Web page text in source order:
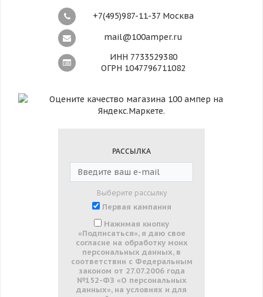
+7(495)987-11-37 Москва
mail@100amper.ru
ИНН 7733529380
ОГРН 1047796711082
РАССЫЛКА
Выберите рассылку
Первая кампания
Нажимая кнопку
«Подписаться», я даю свое
согласие на обработку моих
персональных данных, в
соответствии с Федеральным
законом от 27.07.2006 года
№152-ФЗ «О персональных
данных», на условиях и для